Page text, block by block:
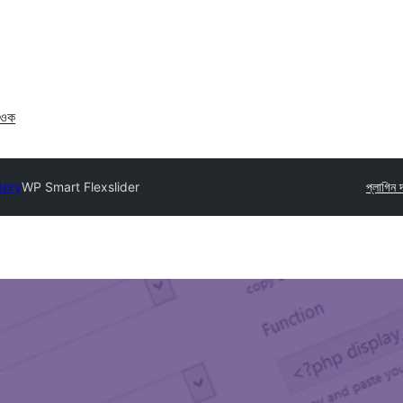
WP Smart Flexslider প্লাগিন